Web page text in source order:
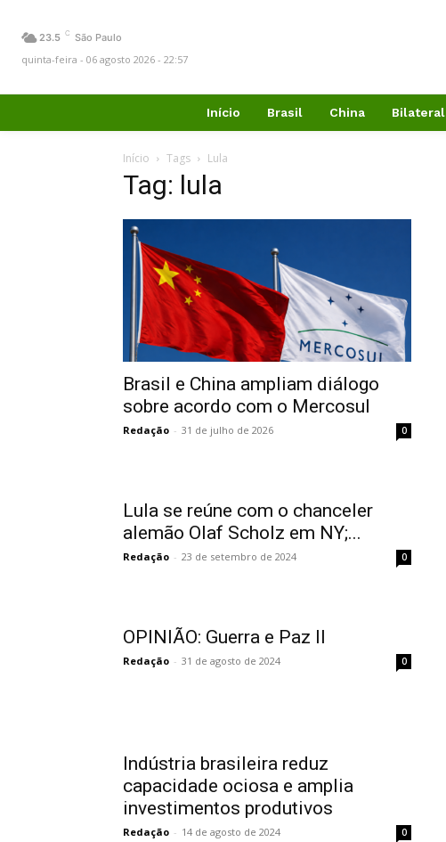
23.5 C São Paulo
quinta-feira - 06 agosto 2026 - 22:57
Início Brasil China Bilateral
Início Tags Lula
Tag: lula
Brasil e China ampliam diálogo
sobre acordo com o Mercosul
Redação - 31 de julho de 2026 0
Lula se reúne com o chanceler
alemão Olaf Scholz em NY;...
Redação - 23 de setembro de 2024 0
OPINIÃO: Guerra e Paz II
Redação - 31 de agosto de 2024 0
Indústria brasileira reduz
capacidade ociosa e amplia
investimentos produtivos
Redação - 14 de agosto de 2024 0